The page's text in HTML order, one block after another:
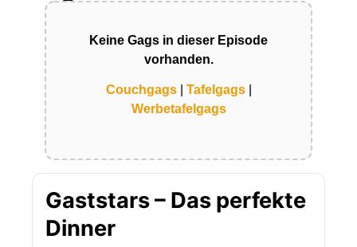
Keine Gags in dieser Episode
vorhanden.
Couchgags| Tafelgags|
Werbetafelgags
Gaststars – Das perfekte
Dinner